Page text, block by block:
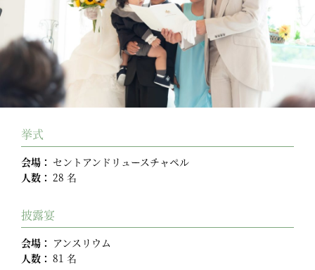
挙式
会場： セントアンドリュースチャペル
人数： 28 名
披露宴
会場： アンスリウム
人数： 81 名